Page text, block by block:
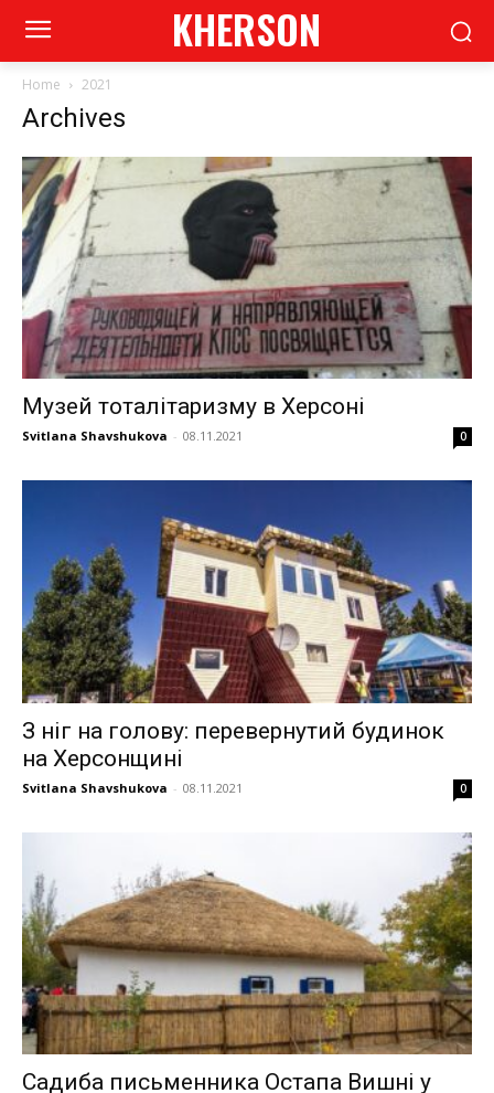
KHERSON
Home 2021
Archives
Музей тоталітаризму в Херсоні
Svitlana Shavshukova - 08.11.2021 0
З ніг на голову: перевернутий будинок
на Херсонщині
Svitlana Shavshukova - 08.11.2021 0
Садиба письменника Остапа Вишні у